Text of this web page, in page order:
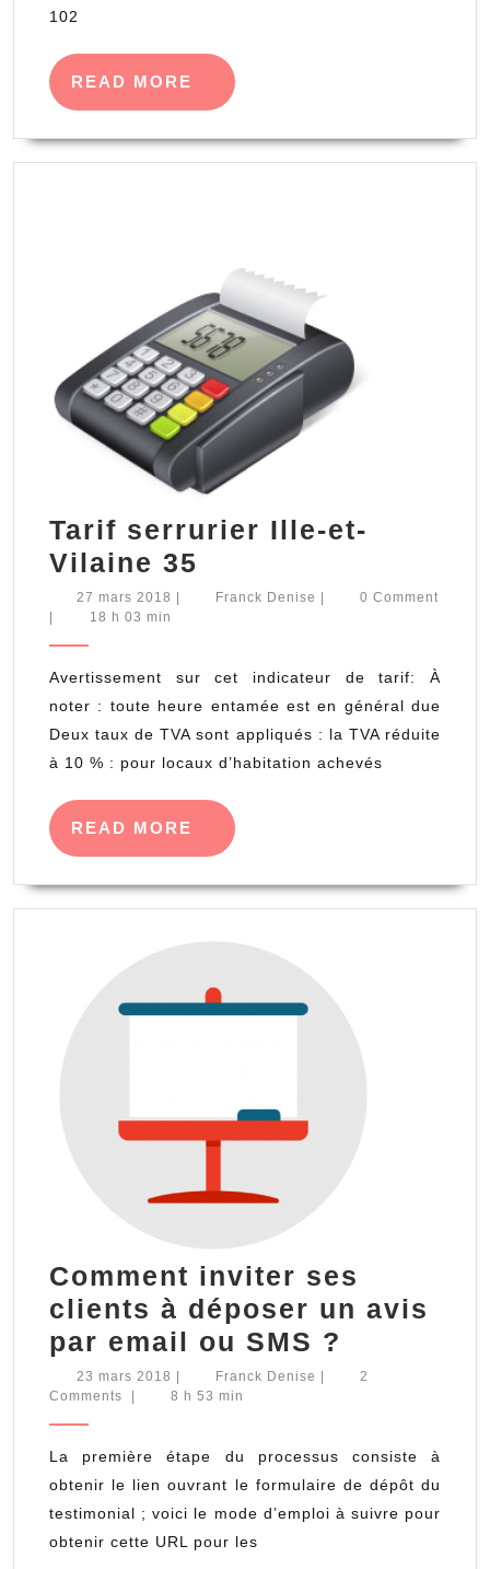
102
READ MORE
READ
MORE
Tarif serrurier Ille-et-
Vilaine 35
serrurier
Vilaine
35
27 mars 2018 27
| Franck Denise Franck
|
0 Comment
|
18 h 03 min
Avertissement sur cet indicateur de tarif: À
noter : toute heure entamée est en général due
Deux taux de TVA sont appliqués : la TVA réduite
à 10 % : pour locaux d’habitation achevés
READ MORE
READ
MORE
Comment inviter ses
clients à déposer un avis
par email ou SMS ?
inviter
à
déposer
23 mars 2018 23
mars
Franck Denise Franck2
Comments
8 h 53 min
La première étape du processus consiste à
obtenir le lien ouvrant le formulaire de dépôt du
testimonial ; voici le mode d’emploi à suivre pour
obtenir cette URL pour les